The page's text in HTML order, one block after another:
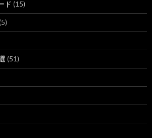
ド (15)
(5)
(51)